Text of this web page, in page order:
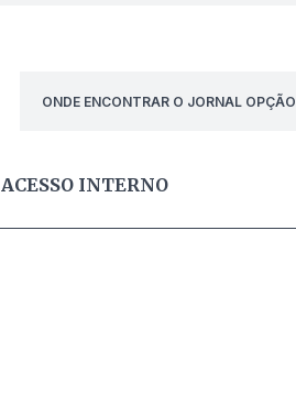
ONDE ENCONTRAR O JORNAL OPÇÃO
ACESSO INTERNO